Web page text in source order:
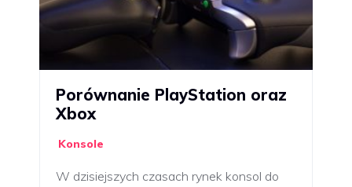
Porównanie PlayStation oraz
Xbox
Konsole
W dzisiejszych czasach rynek konsol do